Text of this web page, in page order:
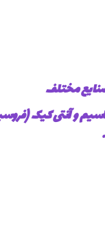
صنایع مختلف
و آنتی کیک